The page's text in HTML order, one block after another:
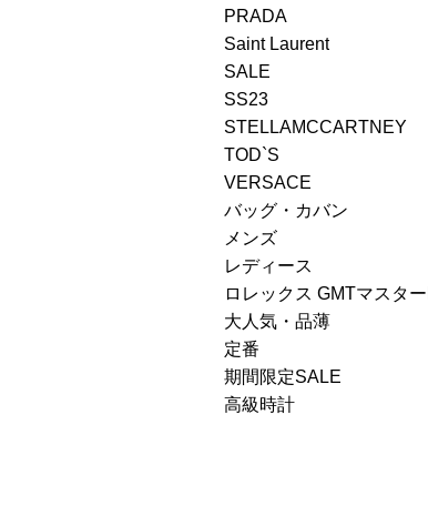
PRADA
Saint Laurent
SALE
SS23
STELLAMCCARTNEY
TOD`S
VERSACE
バッグ・カバン
メンズ
レディース
ロレックス GMTマスターII
大人気・品薄
定番
期間限定SALE
高級時計